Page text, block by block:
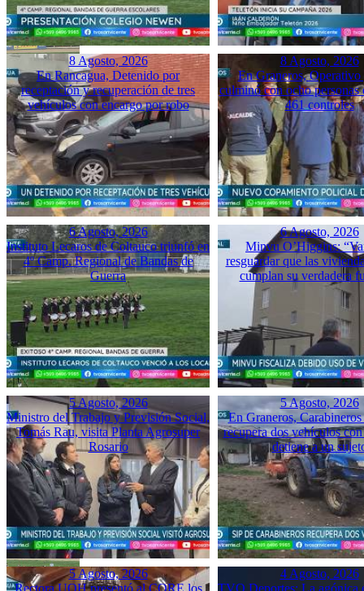
8 Agosto, 2026
En Rancagua, Detenido por
receptación y recuperación de tres
vehículos con encargo por robo
8 Agosto, 2026
En Graneros,
culminó con ocho personas
461 controles
6 Agosto, 2026
Instituto Lecaros de Coltauco triunfó en
4º Camp. Regional de Bandas de
Guerra
6 Agosto, 2026
Minvu O’Higgins:
resguardar que las
cumplan su verdadera
5 Agosto, 2026
Ministro del Trabajo y Previsión Social,
Tomás Rau, visita Planta Agrosuper
Rosario
5 Agosto, 2026
En Graneros,
recupera dos vehículos
detiene a un
5 Agosto, 2026
Rectora UOH presentó al CORE los
4 Agosto, 2026
TVO Deportes: La agónica